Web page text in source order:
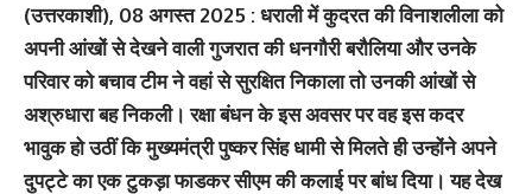
(उत्तरकाशी), 08 अगस्त 2025 : धराली में कुदरत की विनाशलीला को
अपनी आंखों से देखने वाली गुजरात की धनगौरी बरौलिया और उनके
परिवार को बचाव टीम ने वहां से सुरक्षित निकाला तो उनकी आंखों से
अश्रुधारा बह निकली। रक्षा बंधन के इस अवसर पर वह इस कदर
भावुक हो उठीं कि मुख्‍यमंत्री पुष्‍कर सिंह धामी से मिलते ही उन्‍होंने अपने
दुपट्टे का एक टुकड़ा फाडकर सीएम की कलाई पर बांध दिया। यह देख